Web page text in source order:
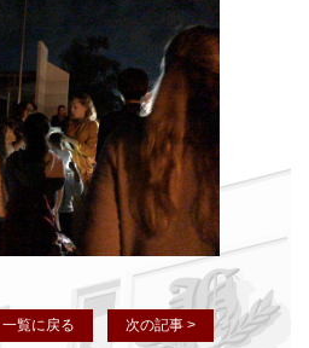
一覧に戻る 次の記事 >